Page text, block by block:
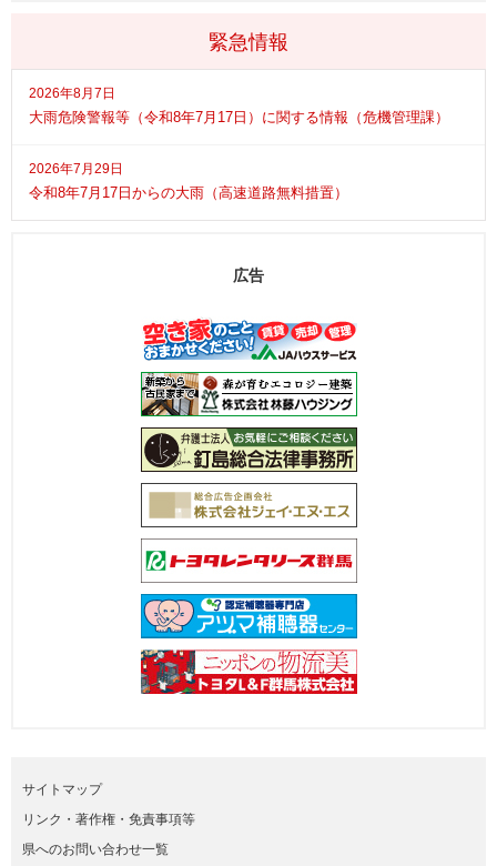
緊急情報
2026年8月7日
大雨危険警報等（令和8年7月17日）に関する情報（危機管理課）
2026年7月29日
令和8年7月17日からの大雨（高速道路無料措置）
広告
サイトマップ
リンク・著作権・免責事項等
県へのお問い合わせ一覧